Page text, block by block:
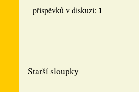
příspěvků v diskuzi: 1
Starší sloupky